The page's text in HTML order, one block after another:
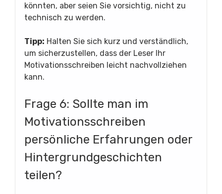
könnten, aber seien Sie vorsichtig, nicht zu
technisch zu werden.
Tipp: Halten Sie sich kurz und verständlich,
um sicherzustellen, dass der Leser Ihr
Motivationsschreiben leicht nachvollziehen
kann.
Frage 6: Sollte man im
Motivationsschreiben
persönliche Erfahrungen oder
Hintergrundgeschichten
teilen?